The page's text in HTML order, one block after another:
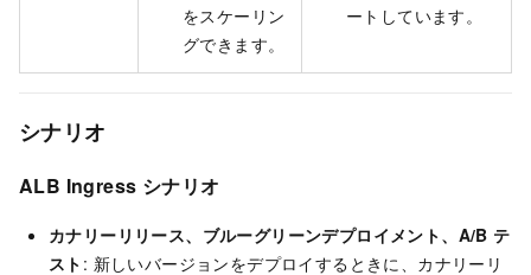
をスケーリン
グできます。
ートしています。
シナリオ
ALB Ingress シナリオ
カナリーリリース、ブルーグリーンデプロイメント、A/B テ
スト : 新しいバージョンをデプロイするときに、カナリーリ